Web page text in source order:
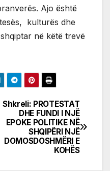
Ajo është
kulturës dhe
në këtë trevë
Shkreli: PROTESTAT
DHE FUNDI I NJË
EPOKE POLITIKE NË
SHQIPËRI NJË
DOMOSDOSHMËRI E
KOHËS